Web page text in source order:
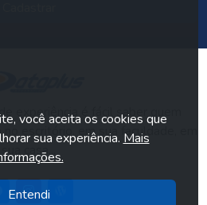
experiência é fácil saber quem
no escritório, em sua faculdade, em
sua casa...
você aceita os cookies que
sua experiência. Mais
Entendi